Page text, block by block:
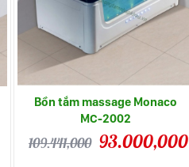
Bồn tắm massage Monaco
MC-2002
109.441,000 93.000,000